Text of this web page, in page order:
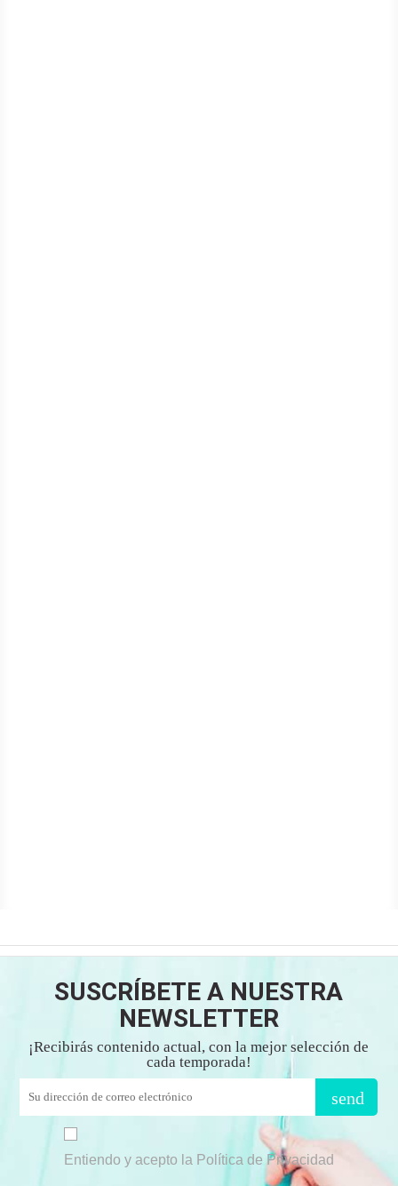
SUSCRÍBETE A NUESTRA
NEWSLETTER
¡Recibirás contenido actual, con la mejor selección de
cada temporada!
send
Entiendo y acepto la Política de Privacidad